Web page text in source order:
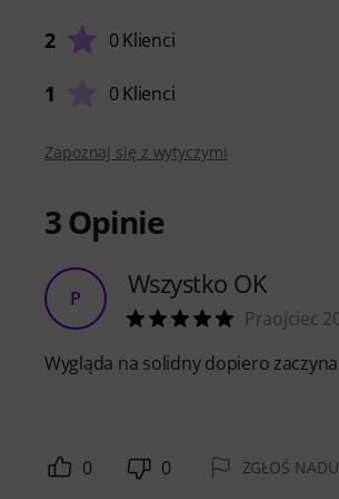
2 0 Klienci
1 0 Klienci
Zapoznaj się z wytyczymi
3Opinie
P Wszystko OK
Praojciec
Wygląda na solidny dopiero
0 0 ZGŁOŚ